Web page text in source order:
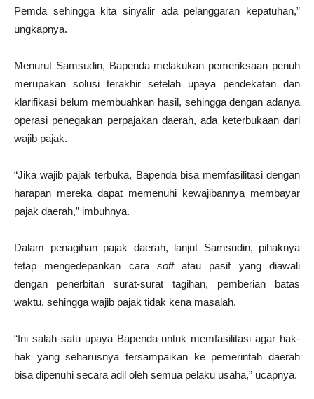
Pemda sehingga kita sinyalir ada pelanggaran kepatuhan,”
ungkapnya.
Menurut Samsudin, Bapenda melakukan pemeriksaan penuh
merupakan solusi terakhir setelah upaya pendekatan dan
klarifikasi belum membuahkan hasil, sehingga dengan adanya
operasi penegakan perpajakan daerah, ada keterbukaan dari
wajib pajak.
“Jika wajib pajak terbuka, Bapenda bisa memfasilitasi dengan
harapan mereka dapat memenuhi kewajibannya membayar
pajak daerah,” imbuhnya.
Dalam penagihan pajak daerah, lanjut Samsudin, pihaknya
tetap mengedepankan cara softatau pasif yang diawali
dengan penerbitan surat-surat tagihan, pemberian batas
waktu, sehingga wajib pajak tidak kena masalah.
“Ini salah satu upaya Bapenda untuk memfasilitasi agar hak-
hak yang seharusnya tersampaikan ke pemerintah daerah
bisa dipenuhi secara adil oleh semua pelaku usaha,” ucapnya.